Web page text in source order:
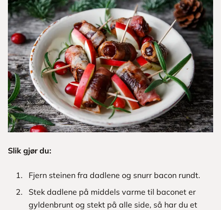
Slik gjør du:
Fjern steinen fra dadlene og snurr bacon rundt.
Stek dadlene på middels varme til baconet er
gyldenbrunt og stekt på alle side, så har du et